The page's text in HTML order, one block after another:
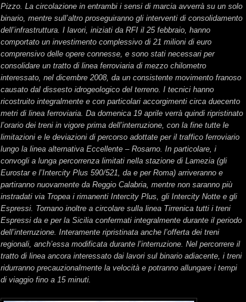
Pizzo. La circolazione in entrambi i sensi di marcia avverrà su un solo
binario, mentre sull’altro proseguiranno gli interventi di consolidamento
dell’infrastruttura. I lavori, iniziati da RFI il 25 febbraio, hanno
comportato un investimento complessivo di 21 milioni di euro
comprensivo delle opere connesse, e sono stati necessari per
consolidare un tratto di linea ferroviaria di mezzo chilometro
interessato, nel dicembre 2008, da un consistente movimento franoso
causato dal dissesto idrogeologico del terreno. I tecnici hanno
ricostruito integralmente e con particolari accorgimenti circa duecento
metri di linea ferroviaria. Da domenica 19 aprile verrà quindi ripristinato
l’orario dei treni in vigore prima dell’interruzione, con la fine tutte le
limitazioni e le deviazioni di percorso adottate per il traffico ferroviario
lungo la linea alternativa Eccellente – Rosarno. In particolare, i
convogli a lunga percorrenza limitati nella stazione di Lamezia (gli
Eurostar e l’Intercity Plus 590/521, da e per Roma) arriveranno e
partiranno nuovamente da Reggio Calabria, mentre non saranno più
instradati via Tropea i rimanenti Intercity Plus, gli Intercity Notte e gli
Espressi. Tornano inoltre a circolare sulla linea Tirrenica tutti i treni
Espressi da e per la Sicilia confermati integralmente durante il periodo
dell’interruzione. Interamente ripristinata anche l’offerta dei treni
regionali, anch’essa modificata durante l’interruzione. Nel percorrere il
tratto di linea ancora interessato dai lavori sul binario adiacente, i treni
ridurranno precauzionalmente la velocità e potranno allungare i tempi
di viaggio fino a 15 minuti.